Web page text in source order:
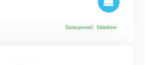
Dostupnosť: Skladom